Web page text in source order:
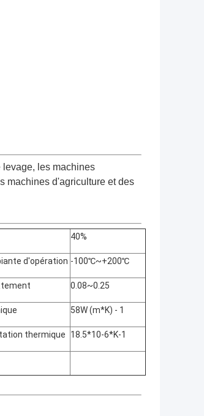
levage, les machines
machines d'agriculture et des
40%
d'opération -100℃~+200℃
0.08~0.25
58W (m*K) - 1
thermique 18.5*10-6*K-1